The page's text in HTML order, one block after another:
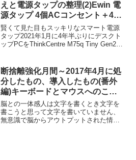
えと電源タップの整理(2)Ewin 電
源タップ 4個ACコンセント＋4個
USBコンセントの導入～
賢くて見た目もスッキリなスマート電源
タップ2021年1月に4年半ぶりにデスクト
ップPCをThinkCentre M75q Tiny Gen2
Tek ASUSPRO ...
断捨離強化月間～2017年4月に処
分したもの、導入したもの(番外
編)キーボードとマウスへのこだ
わり
脳との一体感人は文字を書くとき文字を
書こうと思って文字を書いていません、
無意識で脳からアウトプットされた情報